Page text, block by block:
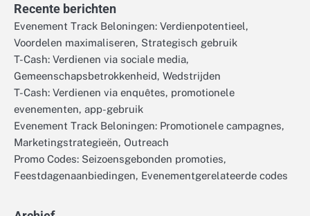
Recente berichten
Evenement Track Beloningen: Verdienpotentieel,
Voordelen maximaliseren, Strategisch gebruik
T-Cash: Verdienen via sociale media,
Gemeenschapsbetrokkenheid, Wedstrijden
T-Cash: Verdienen via enquêtes, promotionele
evenementen, app-gebruik
Evenement Track Beloningen: Promotionele campagnes,
Marketingstrategieën, Outreach
Promo Codes: Seizoensgebonden promoties,
Feestdagenaanbiedingen, Evenementgerelateerde codes